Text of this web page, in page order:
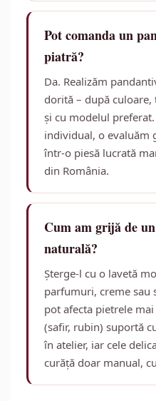
Pot comanda un
piatră?
Da. Realizăm
dorită – după culoare,
și cu modelul
individual, o evaluăm
într-o piesă lucrată
din România.
Cum am grijă de
naturală?
Șterge-l cu o lavetă
parfumuri, creme sau
pot afecta pietrele
(safir, rubin) suportă
în atelier, iar cele
curăță doar manual,